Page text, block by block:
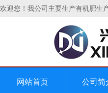
欢迎您！我公司主要生产有机肥生
网站首页 公司简